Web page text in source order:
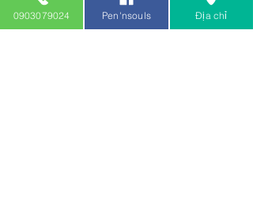
Chiều sâu lò: 42mm
_Tình trạng: Tẩu mới nguyên 100%
0903079024 Pen'nsouls Địa chỉ